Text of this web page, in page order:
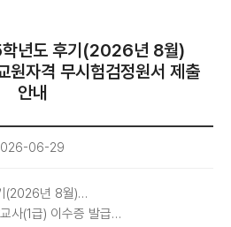
년도 후기(2026년 8월)
원자격 무시험검정원서 제출
안내
06-29
(2026년 8월)
원자격 무시험검정원서
사(1급) 이수증 발급